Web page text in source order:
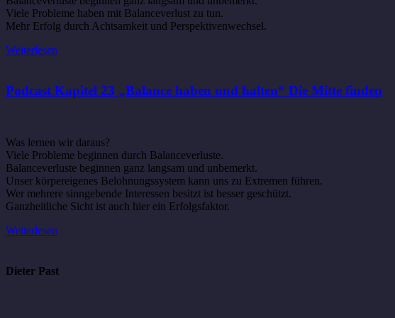
Viele Probleme haben mit Balanceverlust zu tun.
Mehr Erfolg durch Achtsamkeit und Perspektivenwechsel.
Weiterlesen
Podcast Kapitel 23 „Balance haben und halten“ Die Mitte finden
Was lernen wir daraus?
Viele Probleme beginnen durch Balanceverluste.
Balanceverluste beginnen ganz langsam und unbemerkt.
Unser körpereigenes Belohnungssystem kann uns zu Extremen führen.
Wer mehrere sinngebende Interessen besitzt ist besser geschützt.
Ganzheitliche Sicht ist auch hier ein Erfolgsfaktor.
Weiterlesen
Dieter Past